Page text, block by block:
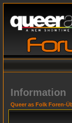
Information
Queer as Folk Foren-